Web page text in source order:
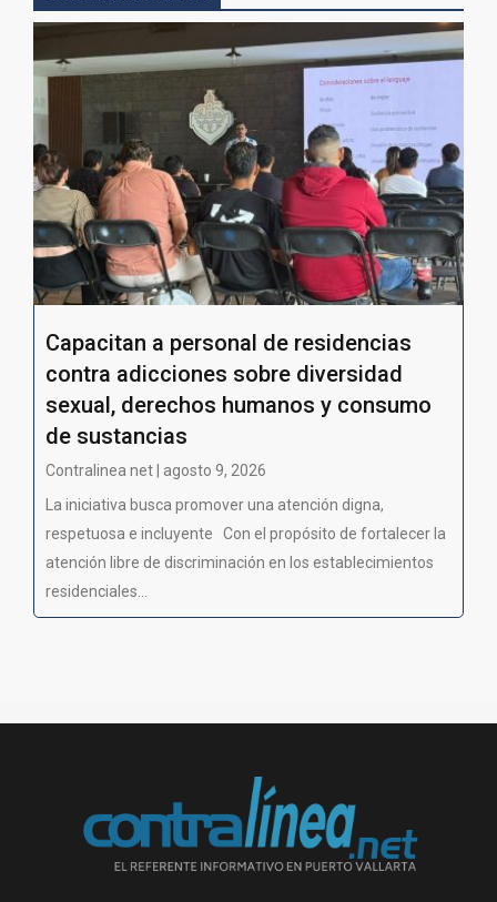
Capacitan a personal de residencias
contra adicciones sobre diversidad
sexual, derechos humanos y consumo
de sustancias
Contralinea net | agosto 9, 2026
La iniciativa busca promover una atención digna,
respetuosa e incluyente Con el propósito de fortalecer la
atención libre de discriminación en los establecimientos
residenciales...